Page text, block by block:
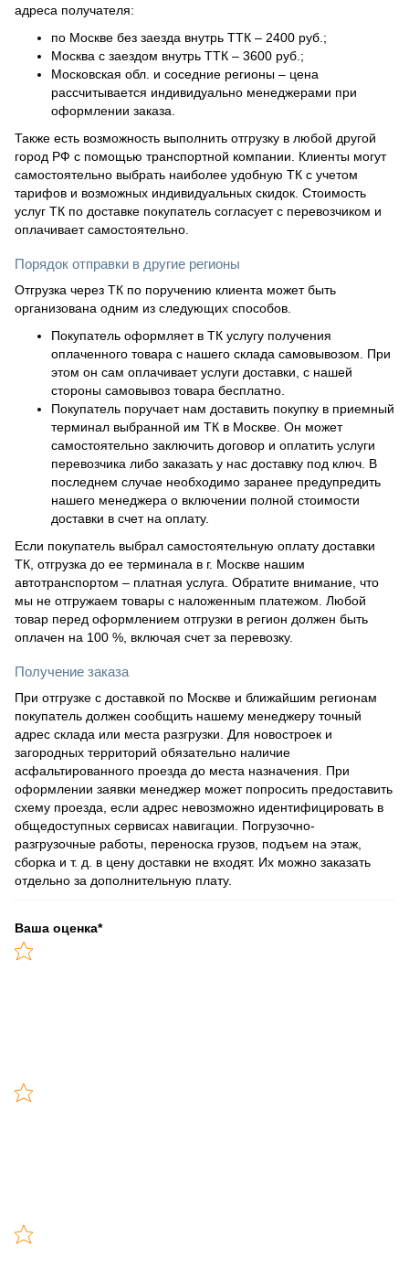
адреса получателя:
по Москве без заезда внутрь ТТК – 2400 руб.;
Москва с заездом внутрь ТТК – 3600 руб.;
Московская обл. и соседние регионы – цена
рассчитывается индивидуально менеджерами при
оформлении заказа.
Также есть возможность выполнить отгрузку в любой другой
город РФ с помощью транспортной компании. Клиенты могут
самостоятельно выбрать наиболее удобную ТК с учетом
тарифов и возможных индивидуальных скидок. Стоимость
услуг ТК по доставке покупатель согласует с перевозчиком и
оплачивает самостоятельно.
Порядок отправки в другие регионы
Отгрузка через ТК по поручению клиента может быть
организована одним из следующих способов.
Покупатель оформляет в ТК услугу получения
оплаченного товара с нашего склада самовывозом. При
этом он сам оплачивает услуги доставки, с нашей
стороны самовывоз товара бесплатно.
Покупатель поручает нам доставить покупку в приемный
терминал выбранной им ТК в Москве. Он может
самостоятельно заключить договор и оплатить услуги
перевозчика либо заказать у нас доставку под ключ. В
последнем случае необходимо заранее предупредить
нашего менеджера о включении полной стоимости
доставки в счет на оплату.
Если покупатель выбрал самостоятельную оплату доставки
ТК, отгрузка до ее терминала в г. Москве нашим
автотранспортом – платная услуга. Обратите внимание, что
мы не отгружаем товары с наложенным платежом. Любой
товар перед оформлением отгрузки в регион должен быть
оплачен на 100 %, включая счет за перевозку.
Получение заказа
При отгрузке с доставкой по Москве и ближайшим регионам
покупатель должен сообщить нашему менеджеру точный
адрес склада или места разгрузки. Для новостроек и
загородных территорий обязательно наличие
асфальтированного проезда до места назначения. При
оформлении заявки менеджер может попросить предоставить
схему проезда, если адрес невозможно идентифицировать в
общедоступных сервисах навигации. Погрузочно-
разгрузочные работы, переноска грузов, подъем на этаж,
сборка и т. д. в цену доставки не входят. Их можно заказать
отдельно за дополнительную плату.
Ваша оценка*